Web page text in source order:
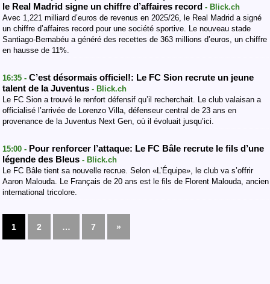
le Real Madrid signe un chiffre d’affaires record - Blick.ch
Avec 1,221 milliard d’euros de revenus en 2025/26, le Real Madrid a signé
un chiffre d’affaires record pour une société sportive. Le nouveau stade
Santiago-Bernabéu a généré des recettes de 363 millions d’euros, un chiffre
en hausse de 11%.
16:35 - C’est désormais officiel!: Le FC Sion recrute un jeune
talent de la Juventus - Blick.ch
Le FC Sion a trouvé le renfort défensif qu’il recherchait. Le club valaisan a
officialisé l’arrivée de Lorenzo Villa, défenseur central de 23 ans en
provenance de la Juventus Next Gen, où il évoluait jusqu’ici.
15:00 - Pour renforcer l’attaque: Le FC Bâle recrute le fils d’une
légende des Bleus - Blick.ch
Le FC Bâle tient sa nouvelle recrue. Selon «L’Équipe», le club va s’offrir
Aaron Malouda. Le Français de 20 ans est le fils de Florent Malouda, ancien
international tricolore.
1 2 … 7 »